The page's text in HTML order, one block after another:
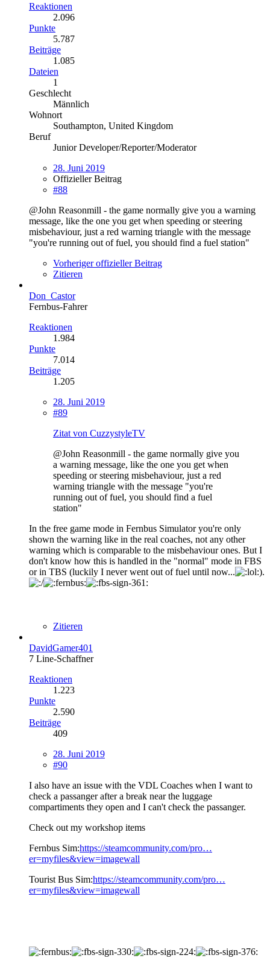
Reaktionen
2.096
Punkte
5.787
Beiträge
1.085
Dateien
1
Geschlecht
Männlich
Wohnort
Southampton, United Kingdom
Beruf
Junior Developer/Reporter/Moderator
28. Juni 2019
Offizieller Beitrag
#88
@John Reasonmill - the game normally give you a warning
message, like the one you get when speeding or steering
misbehaviour, just a red warning triangle with the message
"you're running out of fuel, you should find a fuel station"
Vorheriger offizieller Beitrag
Zitieren
Don_Castor
Fernbus-Fahrer
Reaktionen
1.984
Punkte
7.014
Beiträge
1.205
28. Juni 2019
#89
Zitat von CuzzystyleTV
@John Reasonmill - the game normally give you
a warning message, like the one you get when
speeding or steering misbehaviour, just a red
warning triangle with the message "you're
running out of fuel, you should find a fuel
station"
In the free game mode in Fernbus Simulator you're only
shown the warning like in the real coaches, not any other
warning which is comparable to the misbehaviour ones. But I
don't know how this is handled in the "normal" mode in FBS
or in TBS (luckily I never went out of fuel until now...
).
Zitieren
DavidGamer401
7 Line-Schaffner
Reaktionen
1.223
Punkte
2.590
Beiträge
409
28. Juni 2019
#90
I also have an issue with the VDL Coaches when I want to
check a passanger after a break near the luggage
compartiments they open and I can't check the passanger.
Check out my workshop items
Fernbus Sim:https://steamcommunity.com/pro…
er=myfiles&view=imagewall
Tourist Bus Sim:https://steamcommunity.com/pro…
er=myfiles&view=imagewall